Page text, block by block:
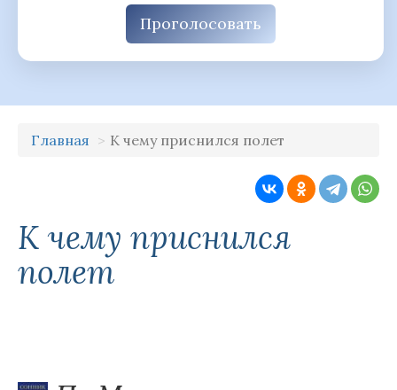
Проголосовать
Главная К чему приснился полет
К чему приснился
полет